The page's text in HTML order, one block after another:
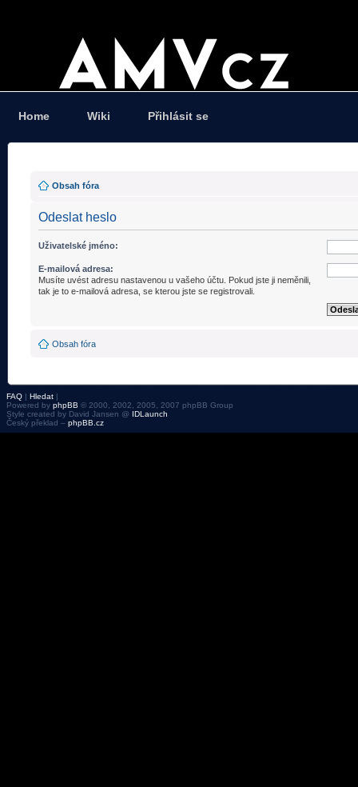
Home Wiki Přihlásit se
Obsah fóra
Odeslat heslo
Uživatelské jméno:
E-mailová adresa:
Musíte uvést adresu nastavenou u vašeho účtu. Pokud jste ji neměnili,
tak je to e-mailová adresa, se kterou jste se registrovali.
Obsah fóra
FAQ | Hledat |
Powered by phpBB © 2000, 2002, 2005, 2007 phpBB Group
Style created by David Jansen @ IDLaunch
Český překlad – phpBB.cz